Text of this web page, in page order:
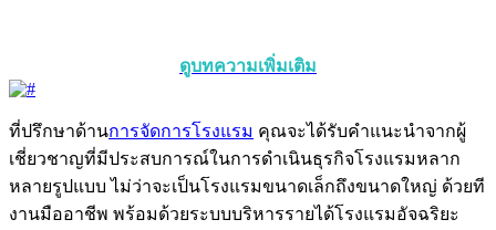
ดูบทความเพิ่มเติม
ที่ปรึกษาด้านการจัดการโรงแรม คุณจะได้รับคำแนะนำจากผู้
เชี่ยวชาญที่มีประสบการณ์ในการดำเนินธุรกิจโรงแรมหลาก
หลายรูปแบบ ไม่ว่าจะเป็นโรงแรมขนาดเล็กถึงขนาดใหญ่ ด้วยที
งานมืออาชีพ พร้อมด้วยระบบบริหารรายได้โรงแรมอัจฉริยะ